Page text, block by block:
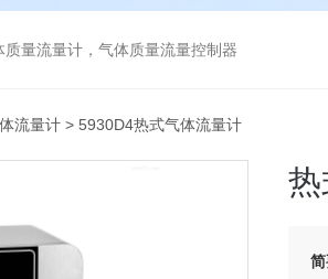
量流量计，气体质量流量控制器
流量计 > 5930D4热式气体流量计
简